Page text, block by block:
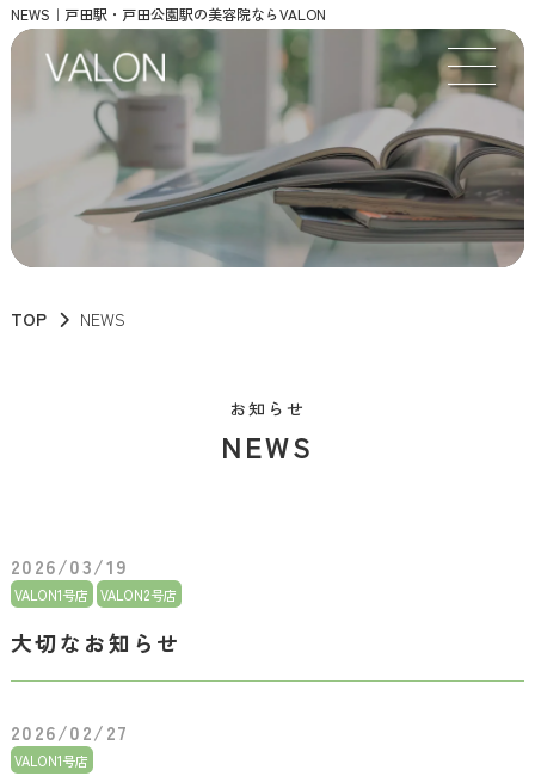
NEWS｜戸田駅・戸田公園駅の美容院ならVALON
TOP NEWS
お知らせ
NEWS
2026/03/19
VALON1号店 VALON2号店
大切なお知らせ
2026/02/27
VALON1号店